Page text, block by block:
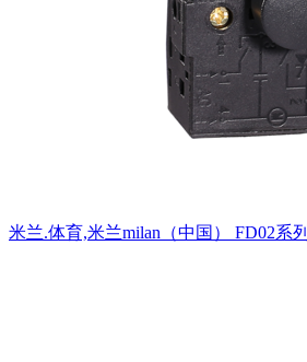
米兰.体育,米兰milan（中国） FD02系列